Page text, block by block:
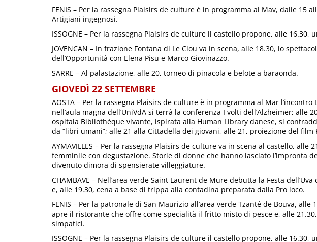
FENIS – Per la rassegna Plaisirs de culture è in programma al Mav, dalle 15
Artigiani ingegnosi.
ISSOGNE – Per la rassegna Plaisirs de culture il castello propone, alle 16.30,
JOVENCAN – In frazione Fontana di Le Clou va in scena, alle 18.30, lo
dell’Opportunità con Elena Pisu e Marco Giovinazzo.
SARRE – Al palastazione, alle 20, torneo di pinacola e belote a baraonda.
GIOVEDÌ 22 SETTEMBRE
AOSTA – Per la rassegna Plaisirs de culture è in programma al Mar l’incontro
nell’aula magna dell’UniVdA si terrà la conferenza I volti dell’Alzheimer; alle
ospitala Bibliothèque vivante, ispirata alla Human Library danese, si
da “libri umani”; alle 21 alla Cittadella dei giovani, alle 21, proiezione del film
AYMAVILLES – Per la rassegna Plaisirs de culture va in scena al castello, alle
femminile con degustazione. Storie di donne che hanno lasciato l’impronta
divenuto dimora di spensierate villeggiature.
CHAMBAVE – Nell’area verde Saint Laurent de Mure debutta la Festa
e, alle 19.30, cena a base di trippa alla contadina preparata dalla Pro loco.
FENIS – Per la patronale di San Maurizio all’area verde Tzanté de Bouva, alle
apre il ristorante che offre come specialità il fritto misto di pesce e, alle
simpatici.
ISSOGNE – Per la rassegna Plaisirs de culture il castello propone, alle